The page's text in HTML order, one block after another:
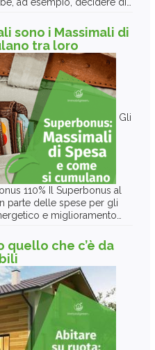
ad esempio, decidere di…
sono i Massimali di
tra loro
Gli
110% Il Superbonus al
parte delle spese per gli
e miglioramento…
che c’è da